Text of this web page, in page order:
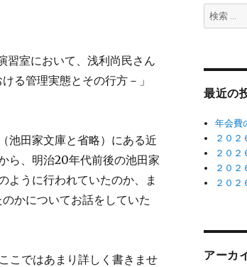
習室において、浅利尚民さん
る管理実態とその行方－」
池田家文庫と省略）にある近
ら、明治20年代前後の池田家
ように行われていたのか、ま
かについてお話をしていた
こではあまり詳しく書きませ
検
索:
最近の
年会費
２０２
２０２
２０２
２０２
アーカ